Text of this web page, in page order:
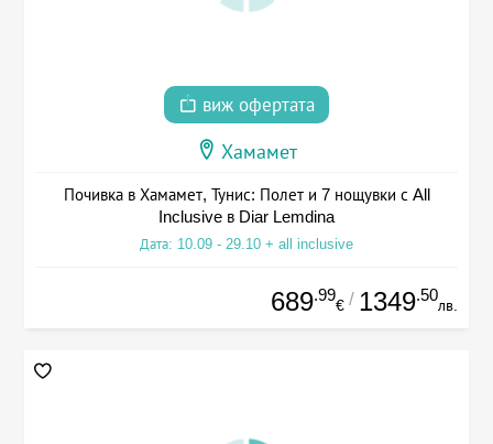
виж офертата
Хамамет
Почивка в Хамамет, Тунис: Полет и 7 нощувки с All
Inclusive в Diar Lemdina
Дата: 10.09 - 29.10 + all inclusive
689.99
€ / 1349.50
лв.